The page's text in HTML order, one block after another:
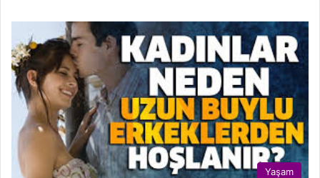
Yaşam